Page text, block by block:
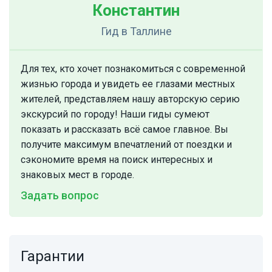
Константин
Гид в Таллине
Для тех, кто хочет познакомиться с современной
жизнью города и увидеть ее глазами местных
жителей, представляем нашу авторскую серию
экскурсий по городу! Наши гиды сумеют
показать и рассказать всё самое главное. Вы
получите максимум впечатлений от поездки и
сэкономите время на поиск интересных и
знаковых мест в городе.
Задать вопрос
Гарантии